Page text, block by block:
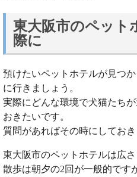
東大阪市のペット
際に
預けたいペットホテルが見つ
に行きましょう。
実際にどんな環境で犬猫たち
おきたいです。
質問があればその時にしておき
東大阪市のペットホテルは広さ
散歩は朝夕の2回が一般的です